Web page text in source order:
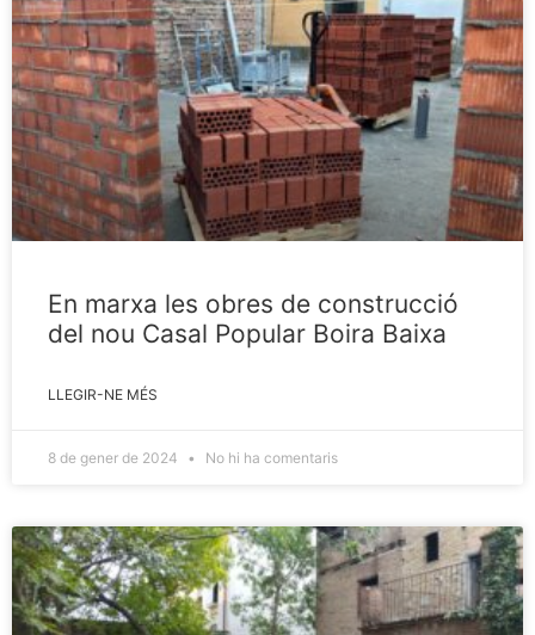
En marxa les obres de construcció
del nou Casal Popular Boira Baixa
LLEGIR-NE MÉS
8 de gener de 2024 No hi ha comentaris